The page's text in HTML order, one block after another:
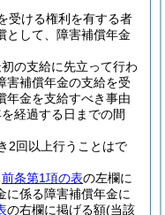
受ける権利を有する者
として、障害補償年金
の支給に先立って行わ
害補償年金の支給を受
年金を支給すべき事由
経過する日までの間
2回以上行うことはで
前条第1項の表の左欄に
に係る障害補償年金に
の右欄に掲げる額(当該